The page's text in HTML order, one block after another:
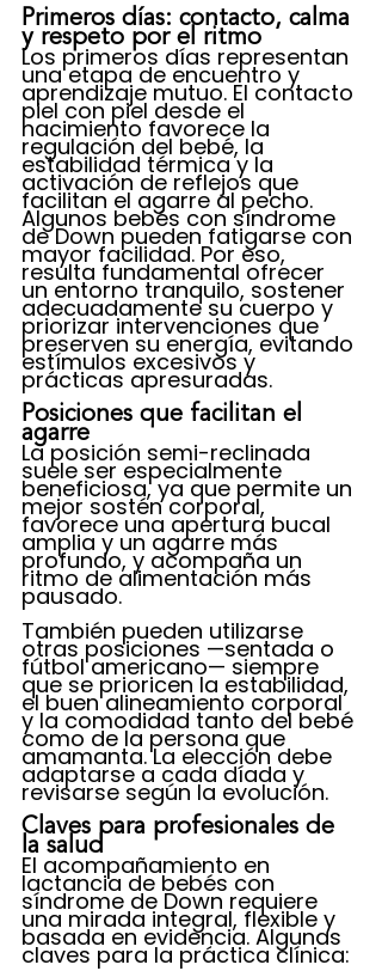
Primeros días: contacto, calma
y respeto por el ritmo
Los primeros días representan
una etapa de encuentro y
aprendizaje mutuo. El contacto
piel con piel desde el
nacimiento favorece la
regulación del bebé, la
estabilidad térmica y la
activación de reflejos que
facilitan el agarre al pecho.
Algunos bebés con síndrome
de Down pueden fatigarse con
mayor facilidad. Por eso,
resulta fundamental ofrecer
un entorno tranquilo, sostener
adecuadamente su cuerpo y
priorizar intervenciones que
preserven su energía, evitando
estímulos excesivos y
prácticas apresuradas.
Posiciones que facilitan el
agarre
La posición semi-reclinada
suele ser especialmente
beneficiosa, ya que permite un
mejor sostén corporal,
favorece una apertura bucal
amplia y un agarre más
profundo, y acompaña un
ritmo de alimentación más
pausado.
También pueden utilizarse
otras posiciones —sentada o
fútbol americano— siempre
que se prioricen la estabilidad,
el buen alineamiento corporal
y la comodidad tanto del bebé
como de la persona que
amamanta. La elección debe
adaptarse a cada díada y
revisarse según la evolución.
Claves para profesionales de
la salud
El acompañamiento en
lactancia de bebés con
síndrome de Down requiere
una mirada integral, flexible y
basada en evidencia. Algunas
claves para la práctica clínica: